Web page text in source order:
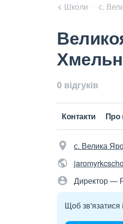
Школи с.
0 відгуків
Контакти Про
с. Велика
Директор —
Щоб зв'язатися